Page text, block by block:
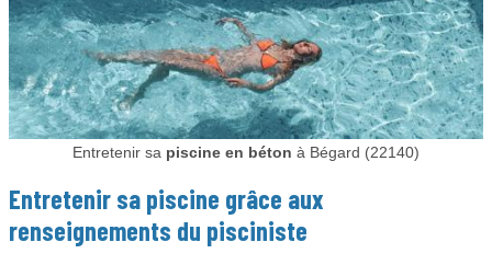
Entretenir sa piscine en béton à Bégard (22140)
Entretenir sa piscine grâce aux
renseignements du pisciniste